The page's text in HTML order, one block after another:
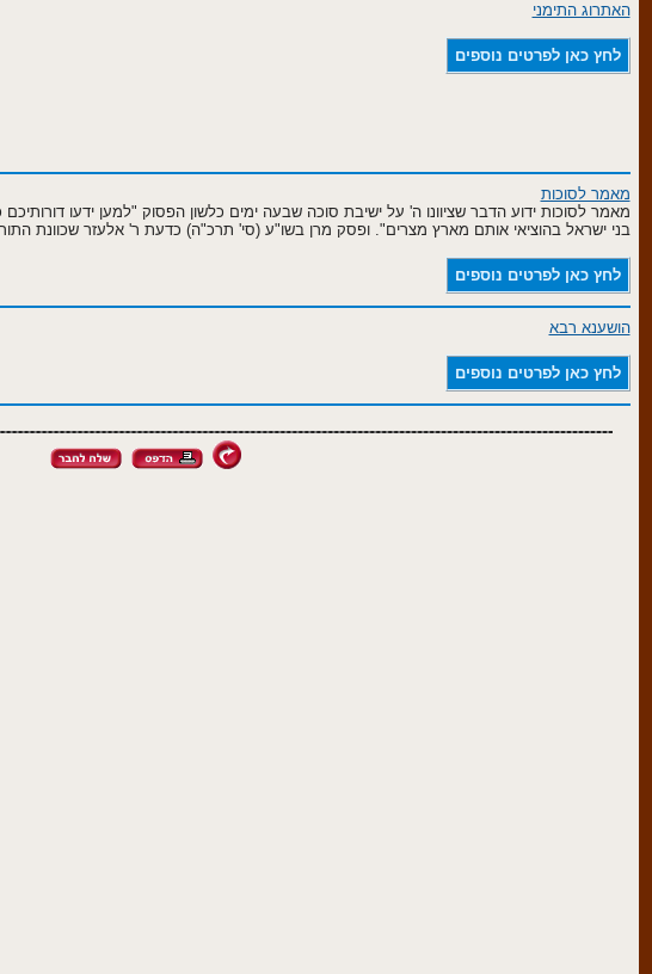
האתרוג התימני
לחץ כאן לפרטים נוספים
מאמר לסוכות
מאמר לסוכות ידוע הדבר שציוונו ה' על ישיבת סוכה שבעה ימים כלשון הפסוק "למען ידעו
בני ישראל בהוציאי אותם מארץ מצרים". ופסק מרן בשו"ע (סי' תרכ"ה) כדעת ר' אלעזר שכוונת
לחץ כאן לפרטים נוספים
הושענא רבא
לחץ כאן לפרטים נוספים